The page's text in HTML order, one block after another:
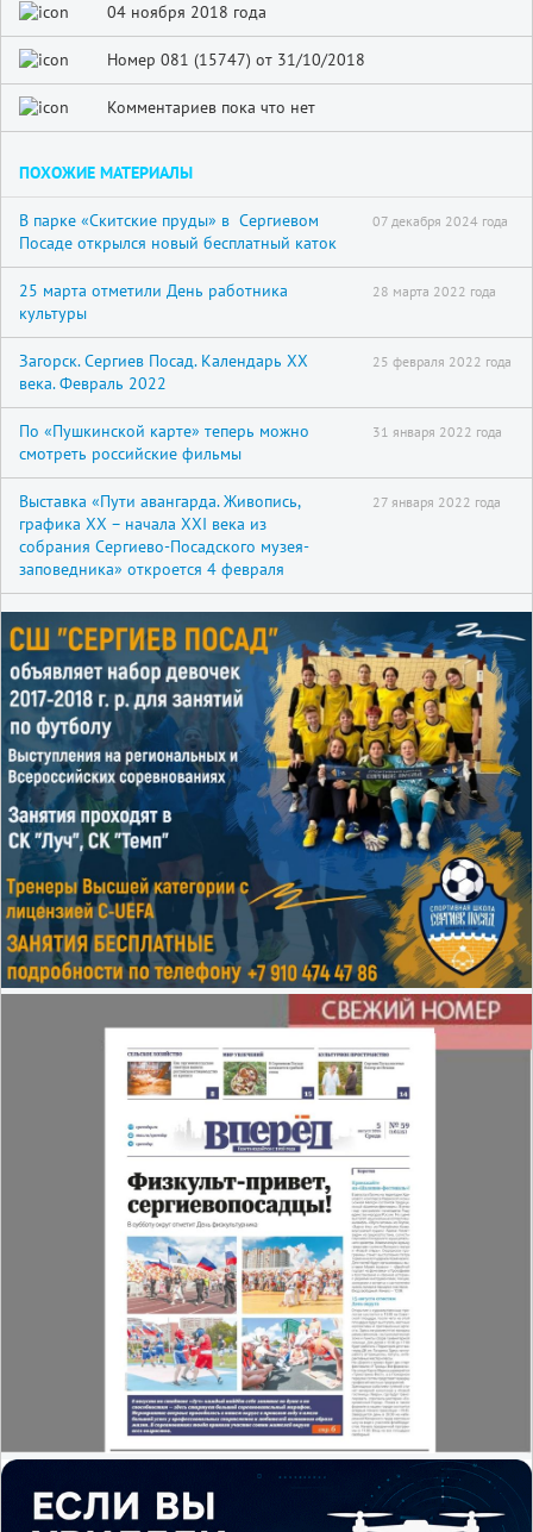
04 ноября 2018 года
Номер 081 (15747) от 31/10/2018
Комментариев пока что нет
ПОХОЖИЕ МАТЕРИАЛЫ
В парке «Скитские пруды» в Сергиевом
Посаде открылся новый бесплатный каток
07 декабря 2024 года
25 марта отметили День работника
культуры
28 марта 2022 года
Загорск. Сергиев Посад. Календарь XX
века. Февраль 2022
25 февраля 2022 года
По «Пушкинской карте» теперь можно
смотреть российские фильмы
31 января 2022 года
Выставка «Пути авангарда. Живопись,
графика XX – начала XXI века из
собрания Сергиево-Посадского музея-
заповедника» откроется 4 февраля
27 января 2022 года